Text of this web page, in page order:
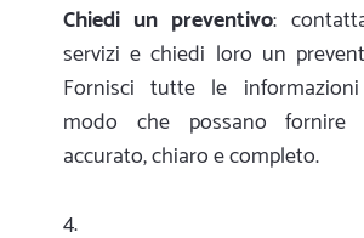
Chiedi un preventivo:
servizi e chiedi loro un
Fornisci tutte le
modo che possano fornire
accurato, chiaro e completo.